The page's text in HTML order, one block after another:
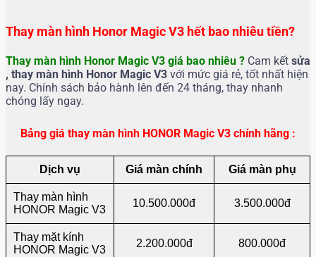
Thay màn hình Honor Magic V3 hết bao nhiêu tiền?
Thay màn hình Honor Magic V3 giá bao nhiêu ? Cam kết sửa
, thay màn hình Honor Magic V3 với mức giá rẻ, tốt nhất hiện
nay. Chính sách bảo hành lên đến 24 tháng, thay nhanh
chóng lấy ngay.
Bảng giá thay màn hình HONOR Magic V3 chính hãng :
Dịch vụ Giá màn chính Giá màn phụ
Thay màn hình
HONOR Magic V3
10.500.000đ 3.500.000đ
Thay mặt kính
HONOR Magic V3
2.200.000đ 800.000đ